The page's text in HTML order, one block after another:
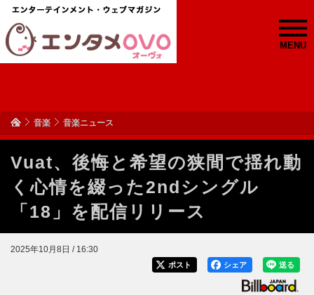
MENU
音楽 音楽ニュース
Vuat、後悔と希望の狭間で揺れ動
く心情を綴った2ndシングル
「18」を配信リリース
2025年10月8日 / 16:30
送る
シェア
ポスト